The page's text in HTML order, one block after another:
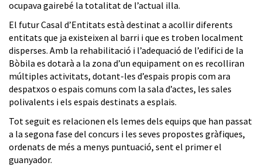
ocupava gairebé la totalitat de l’actual illa.
El futur Casal d’Entitats està destinat a acollir diferents
entitats que ja existeixen al barri i que es troben localment
disperses. Amb la rehabilitació i l’adequació de l’edifici de la
Bòbila es dotarà a la zona d’un equipament on es recolliran
múltiples activitats, dotant-les d’espais propis com ara
despatxos o espais comuns com la sala d’actes, les sales
polivalents i els espais destinats a esplais.
Tot seguit es relacionen els lemes dels equips que han passat
a la segona fase del concurs i les seves propostes gràfiques,
ordenats de més a menys puntuació, sent el primer el
guanyador.